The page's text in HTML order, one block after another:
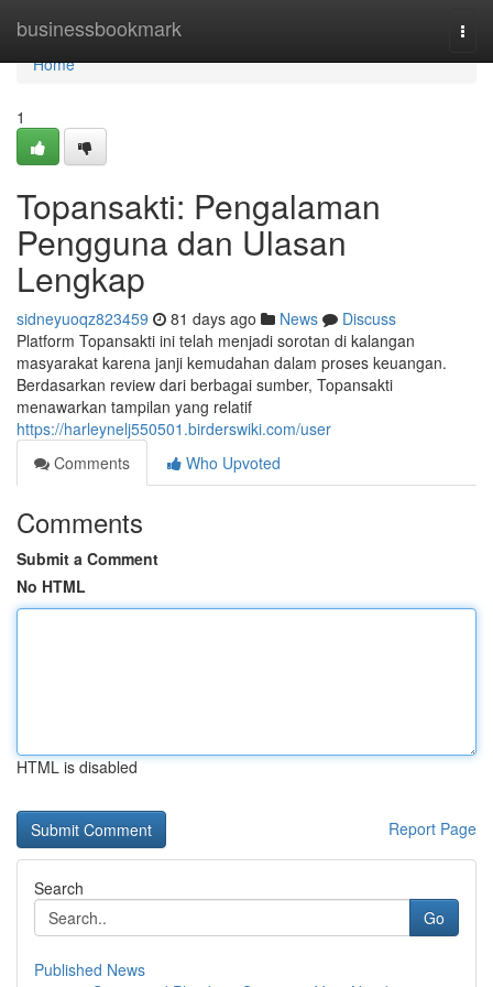
businessbookmark
Home
Home
1
Topansakti: Pengalaman
Pengguna dan Ulasan
Lengkap
sidneyuoqz823459 81 days ago News
Discuss
Platform Topansakti ini telah menjadi sorotan di kalangan
masyarakat karena janji kemudahan dalam proses keuangan.
Berdasarkan review dari berbagai sumber, Topansakti
menawarkan tampilan yang relatif
https://harleynelj550501.birderswiki.com/user
Comments
Who Upvoted
Comments
Submit a Comment
No HTML
HTML is disabled
Report Page
Search
Go
Published News